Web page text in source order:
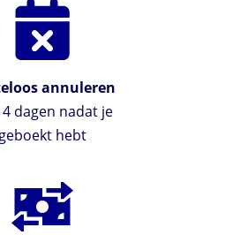
annuleren
dagen nadat je
geboekt hebt